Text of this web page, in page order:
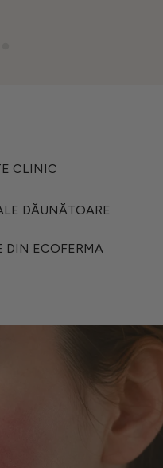
CLINIC
DĂUNĂTOARE
DIN ECOFERMA